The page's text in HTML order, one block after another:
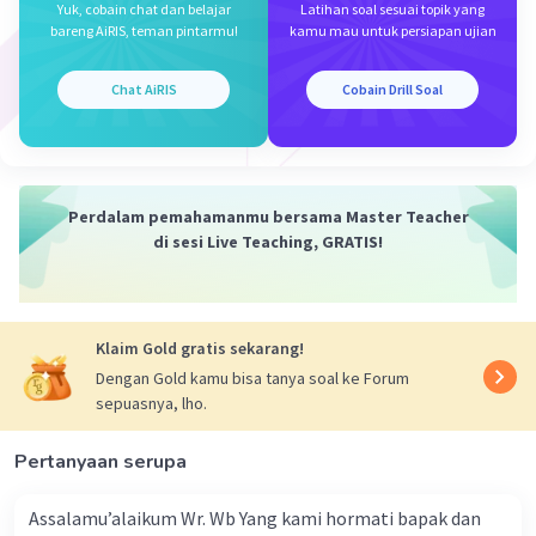
Iklan
Yuk, cobain chat dan belajar
bareng AiRIS, teman pintarmu!
Chat AiRIS
Latihan soal sesuai topik yang
kamu mau untuk persiapan ujian
Cobain Drill Soal
Perdalam pemahamanmu bersama Master Teacher
di sesi Live Teaching, GRATIS!
Klaim Gold gratis sekarang!
Dengan Gold kamu bisa tanya soal ke Forum
sepuasnya, lho.
Pertanyaan serupa
Assalamu’alaikum Wr. Wb Yang kami hormati bapak dan